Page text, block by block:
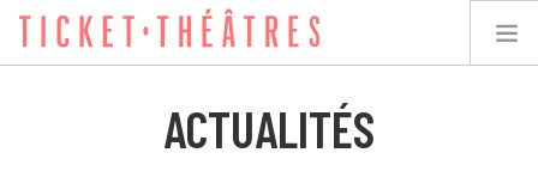
ACTUALITÉS